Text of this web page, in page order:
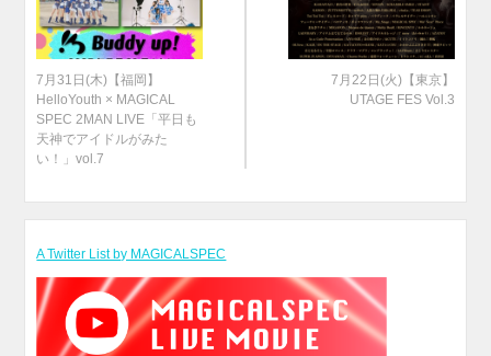
7月31日(木)【福岡】
HelloYouth × MAGICAL
SPEC 2MAN LIVE「平日も
天神でアイドルがみた
い！」vol.7
7月22日(火)【東京】
UTAGE FES Vol.3
A Twitter List by MAGICALSPEC